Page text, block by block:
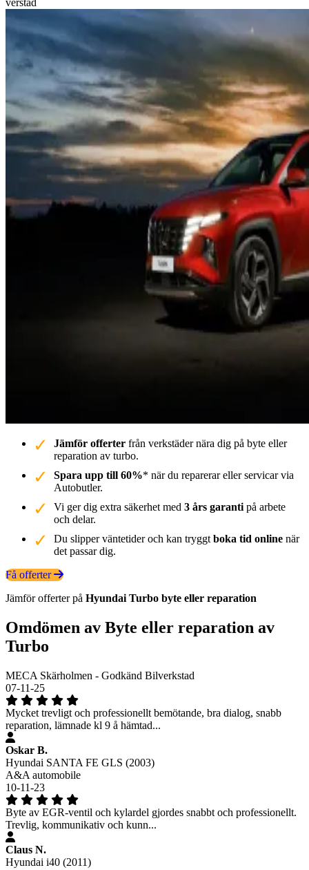
Jämför offerter från verkstäder nära dig på byte eller
reparation av turbo.
Spara upp till 60%* när du reparerar eller servicar via
Autobutler.
Vi ger dig extra säkerhet med 3 års garanti på arbete
och delar.
Du slipper väntetider och kan tryggt boka tid online när
det passar dig.
Få offerter
Jämför offerter på Hyundai Turbo byte eller reparation
Omdömen av Byte eller reparation av
Turbo
MECA Skärholmen - Godkänd Bilverkstad
07-11-25
Mycket trevligt och professionellt bemötande, bra dialog, snabb
reparation, lämnade kl 9 å hämtad...
Oskar B.
Hyundai SANTA FE GLS (2003)
A&A automobile
10-11-23
Byte av EGR-ventil och kylardel gjordes snabbt och professionellt.
Trevlig, kommunikativ och kunn...
Claus N.
Hyundai i40 (2011)